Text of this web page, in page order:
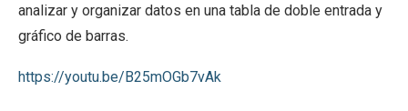
analizar y organizar datos en una tabla de doble entrada y
gráfico de barras.
https://youtu.be/B25mOGb7vAk